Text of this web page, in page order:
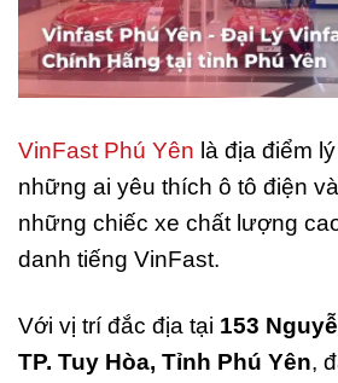
VinFast Phú Yên là địa điểm
những ai yêu thích ô tô điện
những chiếc xe chất lượng
danh tiếng VinFast.
Với vị trí đắc địa tại 153
TP. Tuy Hòa, Tỉnh Phú Yên,